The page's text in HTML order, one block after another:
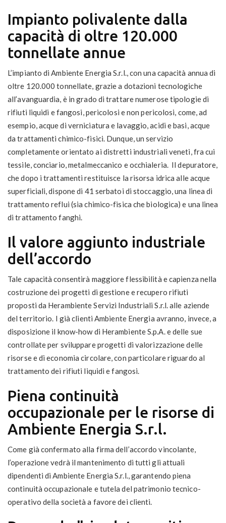
Impianto polivalente dalla
capacità di oltre 120.000
tonnellate annue
L’impianto di Ambiente Energia S.r.l., con una capacità annua di
oltre 120.000 tonnellate, grazie a dotazioni tecnologiche
all’avanguardia, è in grado di trattare numerose tipologie di
rifiuti liquidi e fangosi, pericolosi e non pericolosi, come, ad
esempio, acque di verniciatura e lavaggio, acidi e basi, acque
da trattamenti chimico-fisici. Dunque, un servizio
completamente orientato ai distretti industriali veneti, fra cui
tessile, conciario, metalmeccanico e occhialeria. Il depuratore,
che dopo i trattamenti restituisce la risorsa idrica alle acque
superficiali, dispone di 41 serbatoi di stoccaggio, una linea di
trattamento reflui (sia chimico-fisica che biologica) e una linea
di trattamento fanghi.
Il valore aggiunto industriale
dell’accordo
Tale capacità consentirà maggiore flessibilità e capienza nella
costruzione dei progetti di gestione e recupero rifiuti
proposti da Herambiente Servizi Industriali S.r.l. alle aziende
del territorio. I già clienti Ambiente Energia avranno, invece, a
disposizione il know-how di Herambiente S.p.A. e delle sue
controllate per sviluppare progetti di valorizzazione delle
risorse e di economia circolare, con particolare riguardo al
trattamento dei rifiuti liquidi e fangosi.
Piena continuità
occupazionale per le risorse di
Ambiente Energia S.r.l.
Come già confermato alla firma dell’accordo vincolante,
l’operazione vedrà il mantenimento di tutti gli attuali
dipendenti di Ambiente Energia S.r.l., garantendo piena
continuità occupazionale e tutela del patrimonio tecnico-
operativo della società a favore dei clienti.